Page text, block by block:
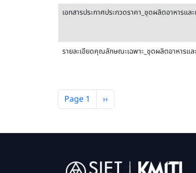
เอกสารประกาศประกวดราคา_ชุดผลิตอาหารแล
รายละเอียดคุณลักษณะเฉพาะ_ชุดผลิตอาหารแล
Pagination
Page 1 Next page
››
Image